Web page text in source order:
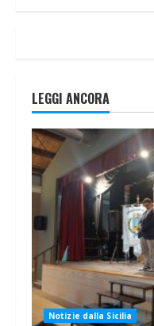
LEGGI ANCORA
Notizie dalla Sicilia